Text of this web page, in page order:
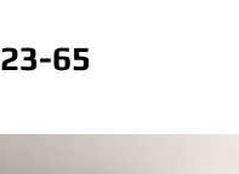
65